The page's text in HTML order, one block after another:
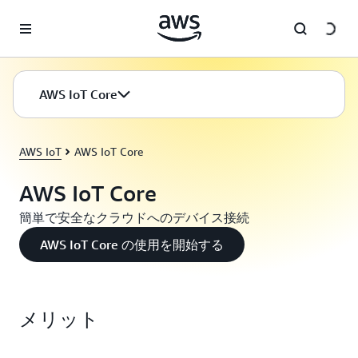
AWS IoT Core
AWS IoT AWS IoT Core
AWS IoT Core
簡単で安全なクラウドへのデバイス接続
AWS IoT Core の使用を開始する
メリット